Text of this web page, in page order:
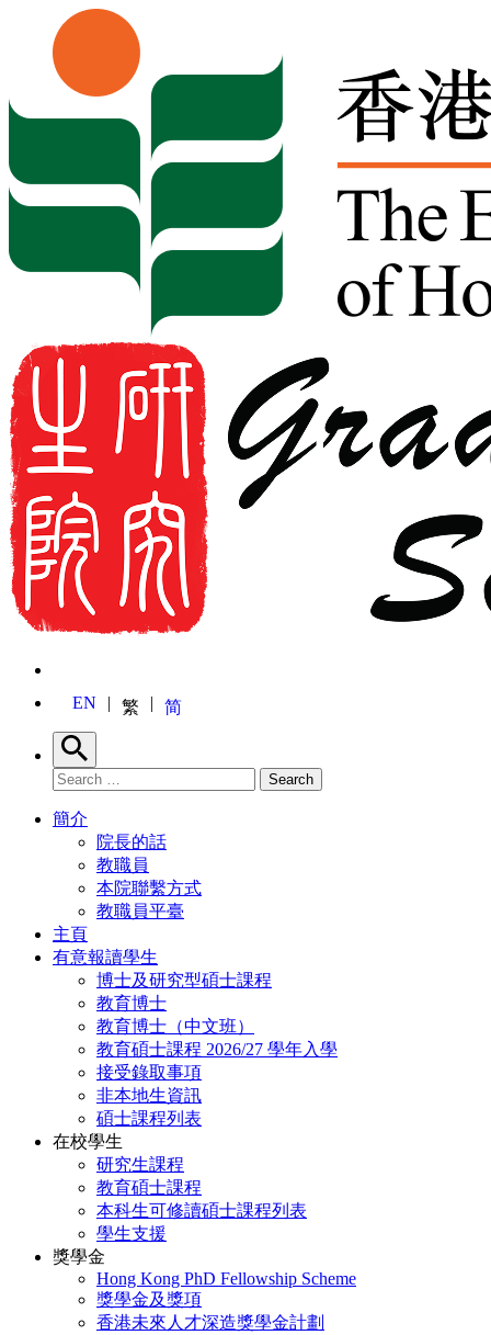
Skip to content
EN 繁 简
Search
Search for: Search
簡介
院長的話
教職員
本院聯繫方式
教職員平臺
主頁
有意報讀學生
博士及研究型碩士課程
教育博士
教育博士（中文班）
教育碩士課程 2026/27 學年入學
接受錄取事項
非本地生資訊
碩士課程列表
在校學生
研究生課程
教育碩士課程
本科生可修讀碩士課程列表
學生支援
獎學金
Hong Kong PhD Fellowship Scheme
獎學金及獎項
香港未來人才深造獎學金計劃